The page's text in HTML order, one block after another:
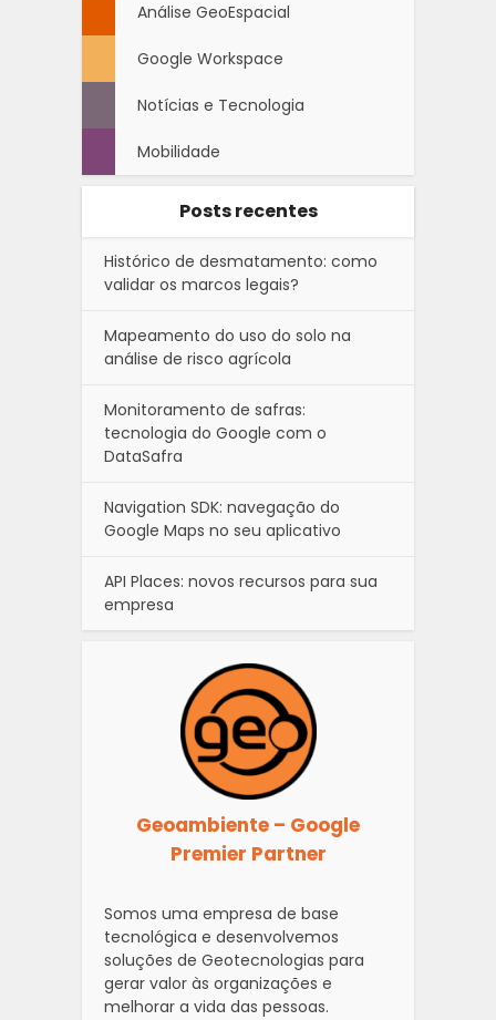
Análise GeoEspacial
Google Workspace
Notícias e Tecnologia
Mobilidade
Posts recentes
Histórico de desmatamento: como
validar os marcos legais?
Mapeamento do uso do solo na
análise de risco agrícola
Monitoramento de safras:
tecnologia do Google com o
DataSafra
Navigation SDK: navegação do
Google Maps no seu aplicativo
API Places: novos recursos para sua
empresa
Geoambiente – Google
Premier Partner
Somos uma empresa de base
tecnológica e desenvolvemos
soluções de Geotecnologias para
gerar valor às organizações e
melhorar a vida das pessoas.